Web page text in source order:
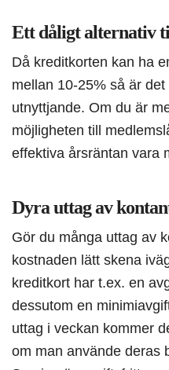
Ett dåligt alternativ
Då kreditkorten kan ha
mellan 10-25% så är
utnyttjande. Om du är
möjligheten till
effektiva årsräntan vara
Dyra uttag av
Gör du många uttag av
kostnaden lätt skena
kreditkort har t.ex. en
dessutom en
uttag i veckan kommer
om man använde deras